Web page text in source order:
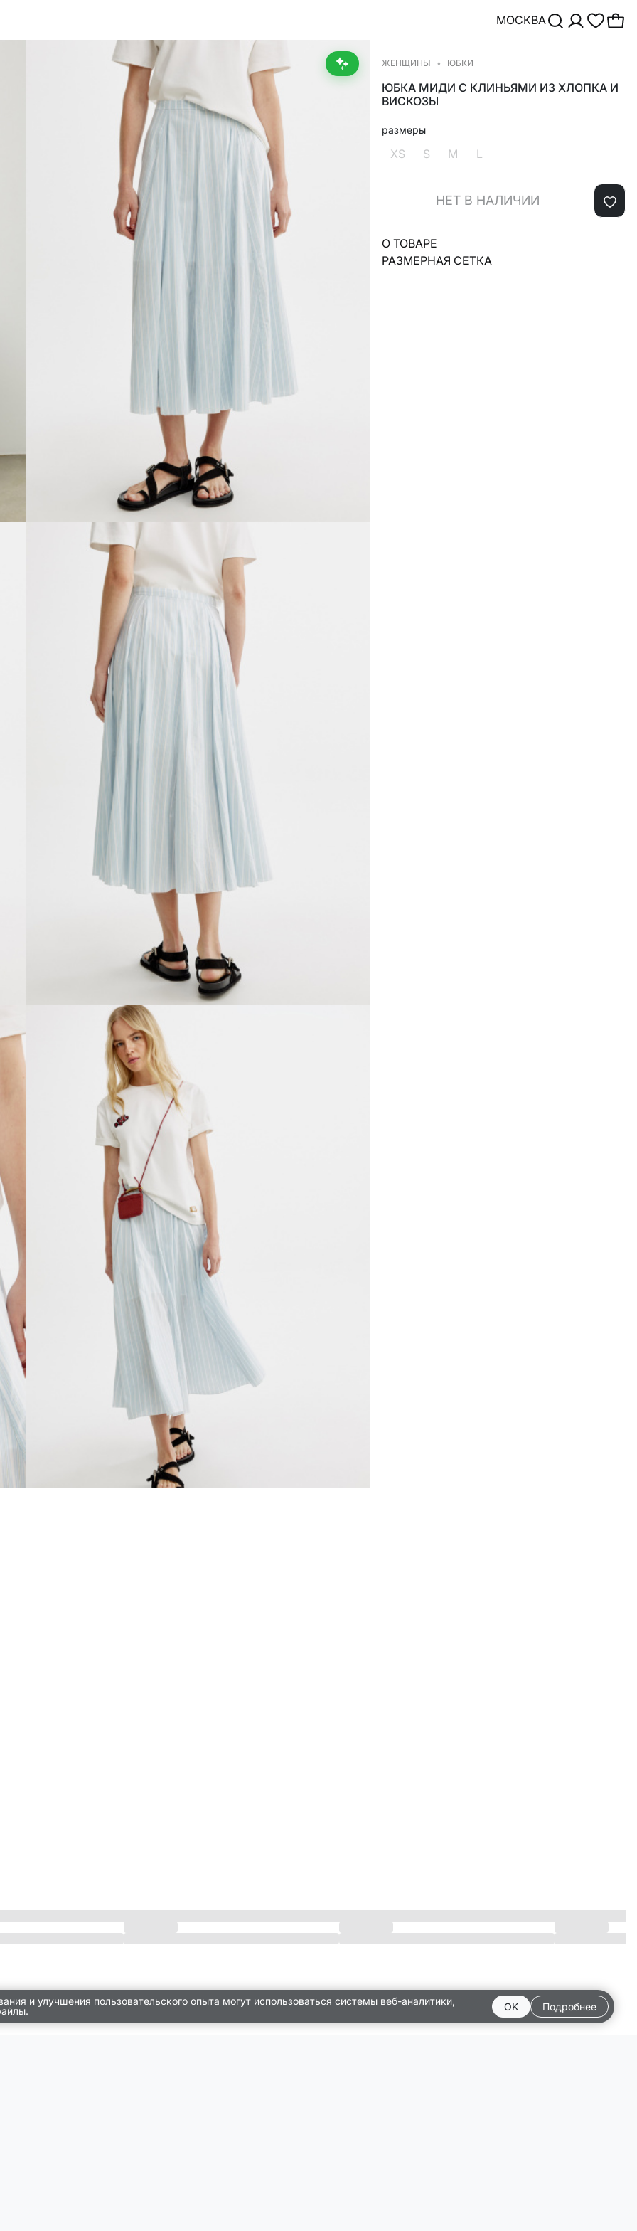
МОСКВА
ЖЕНЩИНЫ ЮБКИ
ЮБКА МИДИ С КЛИНЬЯМИ ИЗ ХЛОПКА И
ВИСКОЗЫ
размеры
XS S M L
НЕТ В НАЛИЧИИ
О ТОВАРЕ
РАЗМЕРНАЯ СЕТКА
и улучшения пользовательского опыта могут использоваться системы веб-аналитики,
OK Подробнее